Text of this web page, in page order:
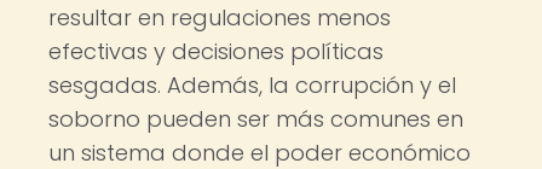
resultar en regulaciones menos
efectivas y decisiones políticas
sesgadas. Además, la corrupción y el
soborno pueden ser más comunes en
un sistema donde el poder económico